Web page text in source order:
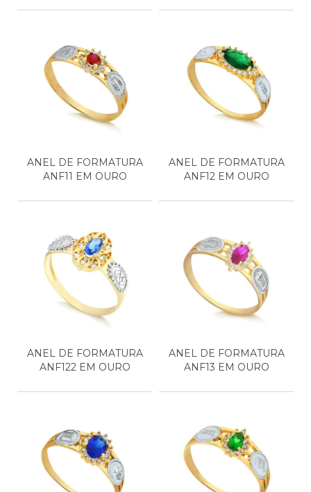
ANEL DE FORMATURA
ANF11 EM OURO
ANEL DE FORMATURA
ANF12 EM OURO
ANEL DE FORMATURA
ANF122 EM OURO
ANEL DE FORMATURA
ANF13 EM OURO